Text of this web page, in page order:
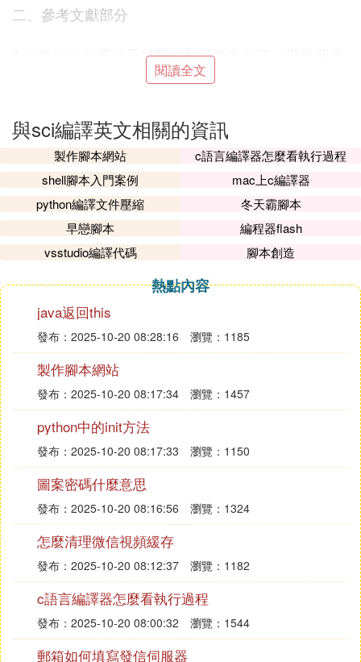
二、參考文獻部分
1.一篇論文的濃縮及精華就是參考文獻了，導航欄處
單擊Referring to Sources，可以看到網站對關於引用
2.接著可以看到很多針對參考文獻這個模塊例句示
範，能夠直接復制粘貼。
三、結果闡述部分
1.結果闡述是論文最精華的部分，需要注意邏輯性，
要層次清楚，先說什麼，後說什麼。
在導航欄單擊Reporting Results，該板塊常見的寫作
模式及注意事項，都有詳細介紹，值得仔細閱讀！
2.接著依舊是對這個板塊的例句示範，大家可以登入
網站後詳細查看！
四、總結結論部分
1.結論是整篇論文的總論點，結論描述可以說是一篇
論文最核心的部分，是論文的命脈所在！
導航欄單擊riting Conclusions。
2.找到最合適文章的結束方式來陳述結果是非常有必
要的，使用簡單地道的句式，能夠讓你的陳述變得更
加飽滿有力。
閱讀全文
與sci編譯英文相關的資訊
製作腳本網站
c語言編譯器怎麼看執行過程
shell腳本入門案例
mac上c編譯器
python編譯文件壓縮
冬天霸腳本
早戀腳本
編程器flash
vsstudio編譯代碼
腳本創造
熱點內容
java返回this
發布：2025-10-20 08:28:16 瀏覽：1185
製作腳本網站
發布：2025-10-20 08:17:34 瀏覽：1457
python中的init方法
發布：2025-10-20 08:17:33 瀏覽：1150
圖案密碼什麼意思
發布：2025-10-20 08:16:56 瀏覽：1324
怎麼清理微信視頻緩存
發布：2025-10-20 08:12:37 瀏覽：1182
c語言編譯器怎麼看執行過程
發布：2025-10-20 08:00:32 瀏覽：1544
郵箱如何填寫發信伺服器